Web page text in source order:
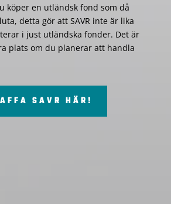
köper en utländsk fond som då
detta gör att SAVR inte är lika
i just utländska fonder. Det är
plats om du planerar att handla
SAVR HÄR!